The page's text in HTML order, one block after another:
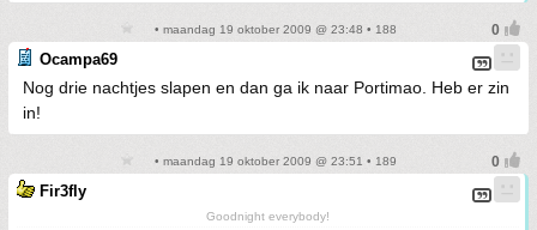
• maandag 19 oktober 2009 @ 23:48 • 188
Ocampa69
Nog drie nachtjes slapen en dan ga ik naar Portimao. Heb er zin
in!
• maandag 19 oktober 2009 @ 23:51 • 189
Fir3fly
Goodnight everybody!